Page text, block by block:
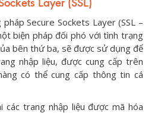
Secure Sockets Layer (SSL –
biện pháp đối phó với tình trạng
bên thứ ba, sẽ được sử dụng để
nhập liệu, được cung cấp trên
có thể cung cấp thông tin cá
các trang nhập liệu được mã hóa